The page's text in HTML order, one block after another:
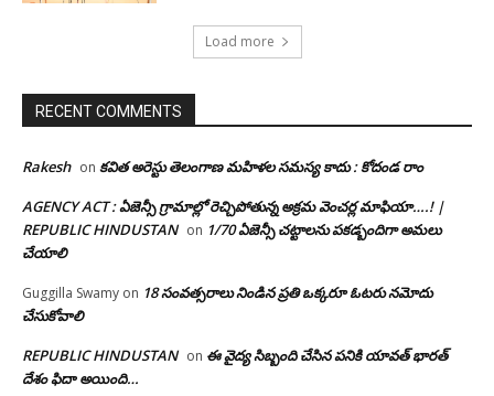
Load more
RECENT COMMENTS
Rakesh on కవిత అరెస్టు తెలంగాణ మహిళల సమస్య కాదు : కోదండ రాం
AGENCY ACT : ఏజెన్సీ గ్రామాల్లో రెచ్చిపోతున్న అక్రమ వెంచర్ల మాఫియా….! |
REPUBLIC HINDUSTAN on 1/70 ఏజెన్సీ చట్టాలను పకడ్బందిగా అమలు
చేయాలి
Guggilla Swamy on 18 సంవత్సరాలు నిండిన ప్రతి ఒక్కరూ ఓటరు నమోదు
చేసుకోవాలి
REPUBLIC HINDUSTAN on ఈ వైద్య సిబ్బంది చేసిన పనికి యావత్ భారత్
దేశం ఫిదా అయింది…